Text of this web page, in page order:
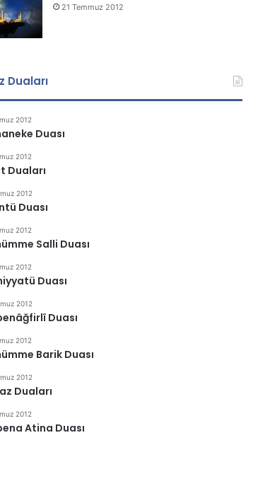
21 Temmuz 2012
Duaları
2012
Duası
2012
Duaları
2012
Duası
2012
Salli Duası
2012
Duası
2012
Duası
2012
Barik Duası
2012
Duaları
2012
Atina Duası